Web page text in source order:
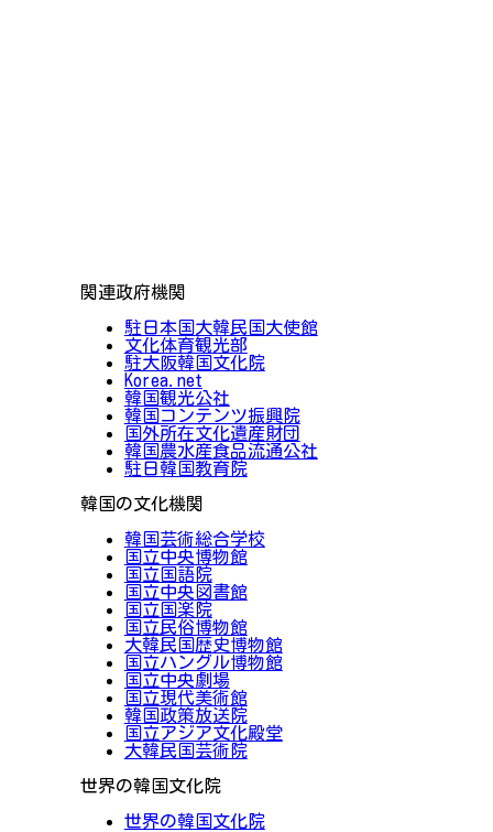
関連政府機関
駐日本国大韓民国大使館
文化体育観光部
駐大阪韓国文化院
Korea.net
韓国観光公社
韓国コンテンツ振興院
国外所在文化遺産財団
韓国農水産食品流通公社
駐日韓国教育院
韓国の文化機関
韓国芸術総合学校
国立中央博物館
国立国語院
国立中央図書館
国立国楽院
国立民俗博物館
大韓民国歴史博物館
国立ハングル博物館
国立中央劇場
国立現代美術館
韓国政策放送院
国立アジア文化殿堂
大韓民国芸術院
世界の韓国文化院
世界の韓国文化院